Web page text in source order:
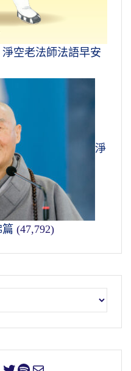
空老法師法語早安
淨
(47,792)